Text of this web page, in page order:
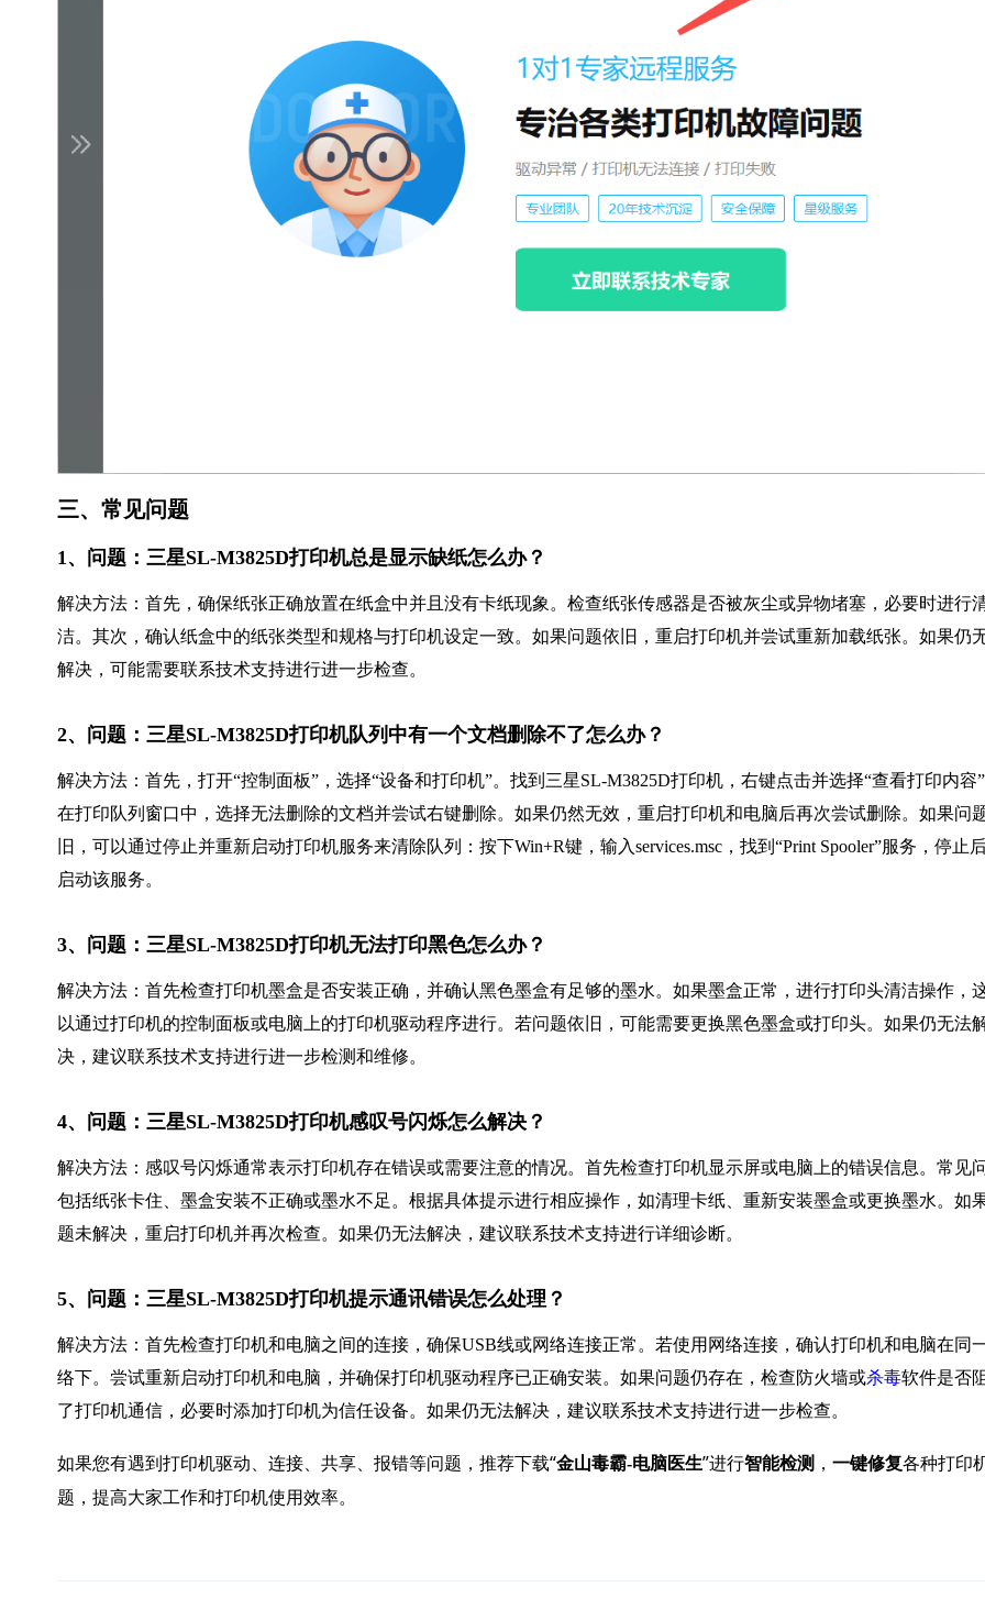
三、常见问题
1、问题：三星SL-M3825D打印机总是显示缺纸怎么办？
解决方法：首先，确保纸张正确放置在纸盒中并且没有卡纸现象。检查纸张传感器是否被灰尘或异物堵塞，必要时进行
洁。其次，确认纸盒中的纸张类型和规格与打印机设定一致。如果问题依旧，重启打印机并尝试重新加载纸张。如果仍
解决，可能需要联系技术支持进行进一步检查。
2、问题：三星SL-M3825D打印机队列中有一个文档删除不了怎么办？
解决方法：首先，打开“控制面板”，选择“设备和打印机”。找到三星SL-M3825D打印机，右键点击并选择“查看打印内容
在打印队列窗口中，选择无法删除的文档并尝试右键删除。如果仍然无效，重启打印机和电脑后再次尝试删除。如果问
旧，可以通过停止并重新启动打印机服务来清除队列：按下Win+R键，输入services.msc，找到“Print Spooler”服务，停止
启动该服务。
3、问题：三星SL-M3825D打印机无法打印黑色怎么办？
解决方法：首先检查打印机墨盒是否安装正确，并确认黑色墨盒有足够的墨水。如果墨盒正常，进行打印头清洁操作，
以通过打印机的控制面板或电脑上的打印机驱动程序进行。若问题依旧，可能需要更换黑色墨盒或打印头。如果仍无法
决，建议联系技术支持进行进一步检测和维修。
4、问题：三星SL-M3825D打印机感叹号闪烁怎么解决？
解决方法：感叹号闪烁通常表示打印机存在错误或需要注意的情况。首先检查打印机显示屏或电脑上的错误信息。常见
包括纸张卡住、墨盒安装不正确或墨水不足。根据具体提示进行相应操作，如清理卡纸、重新安装墨盒或更换墨水。如
题未解决，重启打印机并再次检查。如果仍无法解决，建议联系技术支持进行详细诊断。
5、问题：三星SL-M3825D打印机提示通讯错误怎么处理？
解决方法：首先检查打印机和电脑之间的连接，确保USB线或网络连接正常。若使用网络连接，确认打印机和电脑在同
络下。尝试重新启动打印机和电脑，并确保打印机驱动程序已正确安装。如果问题仍存在，检查防火墙或杀毒软件是否
了打印机通信，必要时添加打印机为信任设备。如果仍无法解决，建议联系技术支持进行进一步检查。
如果您有遇到打印机驱动、连接、共享、报错等问题，推荐下载“金山毒霸-电脑医生”进行智能检测 ， 一键修复各种打印
题，提高大家工作和打印机使用效率。